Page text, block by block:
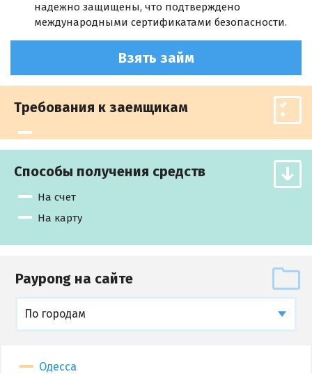
надежно защищены, что подтверждено
международными сертификатами безопасности.
Взять займ
Требования к заемщикам
Способы получения средств
На счет
На карту
Paypong на сайте
По городам
Одесса